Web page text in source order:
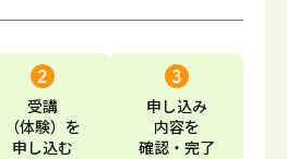
受講
（体験） を
申し込む
申し込み
内容を
確認・完了